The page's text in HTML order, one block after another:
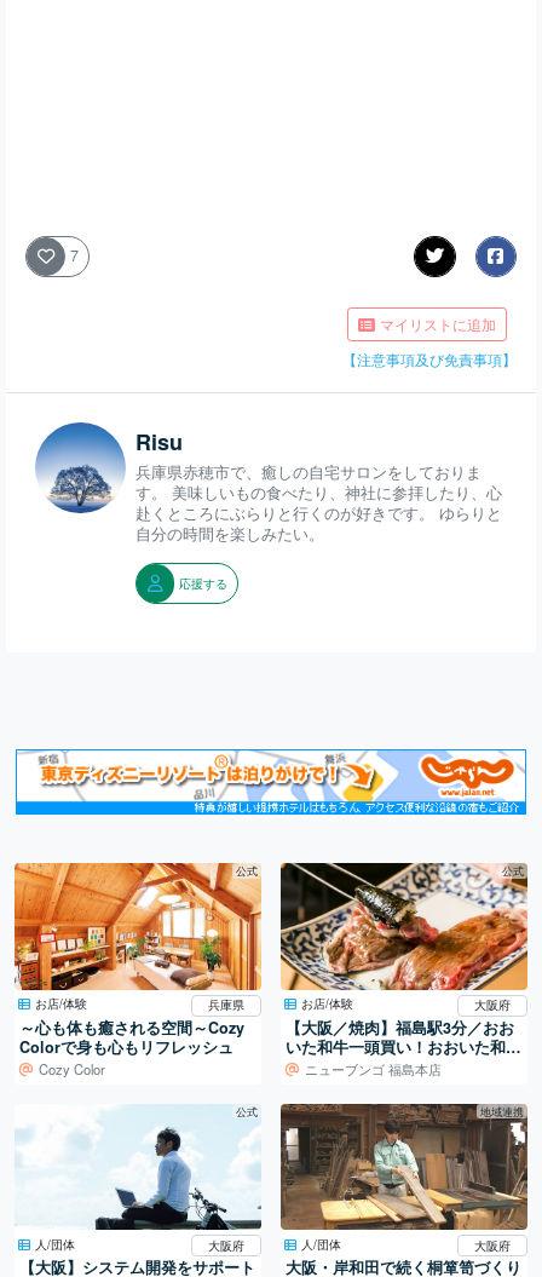
7
マイリストに追加
【注意事項及び免責事項】
Risu
兵庫県赤穂市で、癒しの自宅サロンをしておりま
す。 美味しいもの食べたり、神社に参拝したり、心
赴くところにぶらりと行くのが好きです。 ゆらりと
自分の時間を楽しみたい。
応援する
公式
お店/体験 兵庫県
～心も体も癒される空間～Cozy
Colorで身も心もリフレッシュ
Cozy Color
公式
お店/体験 大阪府
【大阪／焼肉】福島駅3分／おお
いた和牛一頭買い！おおいた和牛
専門焼肉店。
ニューブンゴ 福島本店
公式
人/団体 大阪府
【大阪】システム開発をサポート
地域連携
人/団体 大阪府
大阪・岸和田で続く桐箪笥づくり